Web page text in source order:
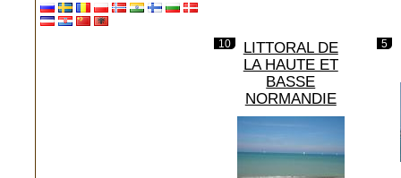
LITTORAL DE
LA HAUTE ET
BASSE
NORMANDIE
10 5